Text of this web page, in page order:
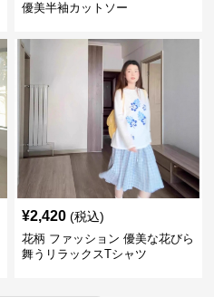
優美半袖カットソー
¥2,420 (税込)
花柄 ファッション 優美な花びら
舞うリラックスTシャツ